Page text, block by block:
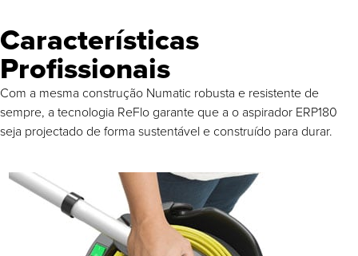
Características
Profissionais
Com a mesma construção Numatic robusta e resistente de
sempre, a tecnologia ReFlo garante que a o aspirador ERP180
seja projectado de forma sustentável e construído para durar.